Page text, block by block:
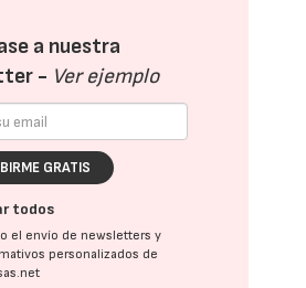
a nuestra
- Ver ejemplo
GRATIS
todos
el envío de newsletters y
personalizados de